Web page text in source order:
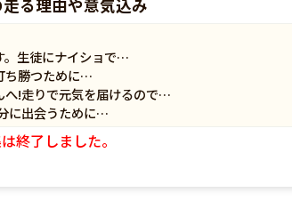
る理由や意気込み
。生徒にナイショで…
ち勝つために…
へ!走りで元気を届けるので…
に出会うために…
終了しました。